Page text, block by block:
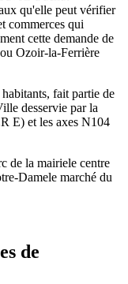
qu'elle peut vérifier
commerces qui
cette demande de
Ozoir-la-Ferrière
fait partie de
desservie par la
E) et les axes N104
de la mairiele centre
Damele marché du
de